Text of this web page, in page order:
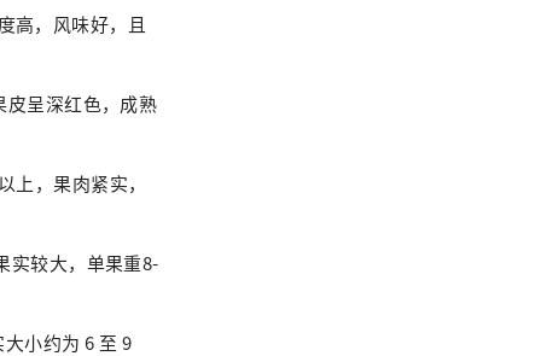
高，风味好，且
皮呈深红色，成熟
，果肉紧实，
实较大，单果重8-
小约为 6 至 9